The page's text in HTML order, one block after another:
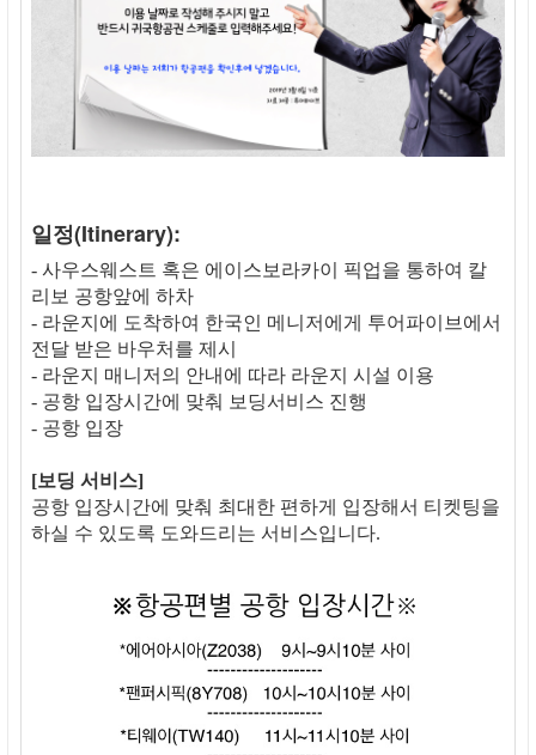
일정(Itinerary):
- 사우스웨스트 혹은 에이스보라카이 픽업을 통하여 칼
리보 공항앞에 하차
- 라운지에 도착하여 한국인 메니저에게 투어파이브에서
전달 받은 바우처를 제시
- 라운지 매니저의 안내에 따라 라운지 시설 이용
- 공항 입장시간에 맞춰 보딩서비스 진행
- 공항 입장
[보딩 서비스]
공항 입장시간에 맞춰 최대한 편하게 입장해서 티켓팅을
하실 수 있도록 도와드리는 서비스입니다.